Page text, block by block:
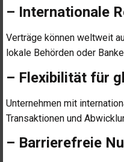
– Internationale
Verträge können weltweit
lokale Behörden oder
– Flexibilität für
Unternehmen mit
Transaktionen und
– Barrierefreie